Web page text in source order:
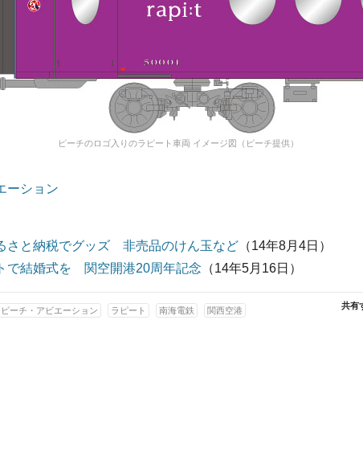
ピーチのロゴ入りのラピート車両 イメージ図（ピーチ提供）
ーション
さと納税でグッズ 非売品のけん玉など （14年8月4日）
で結婚式を 関空開港20周年記念 （14年5月16日）
共有
ピーチ・アビエーション ラピート 南海電鉄 関西空港